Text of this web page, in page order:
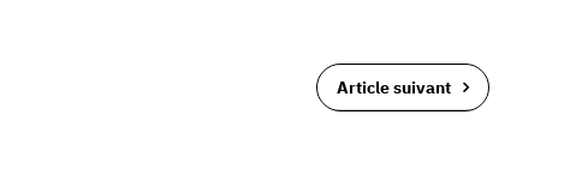
Article suivant